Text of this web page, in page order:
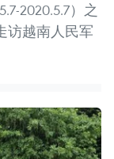
2020.5.7）之
访越南人民军